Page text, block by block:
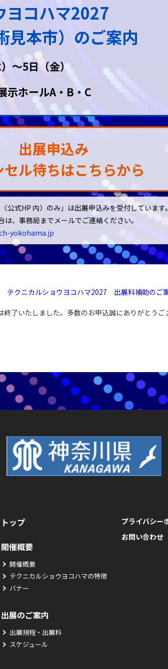
ヨコハマ2027
見本市）のご案内
～5日（金）
ホールA・B・C
出展申込み
セル待ちはこちらから
〈公式HP 内〉のみ」は出展申込みを受付しています
は、事務局までメールでご連絡ください。
yokohama.jp
テクニカルショウヨコハマ2027 出展料補助のご
了いたしました。多数のお申込誠にありがとうご
トップ
開催概要
開催概要
テクニカルショウヨコハマの特徴
バナー
出展のご案内
出展規程・出展料
スケジュール
プライバシー
お問い合わせ